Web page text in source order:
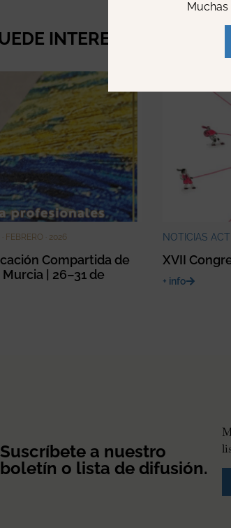
INTERESAR:
· FEBRERO · 2026
Compartida de
| 26–31 de
NOTICIAS
XVII
+ info
Suscríbete a nuestro
boletín o lista de difusión.
Muchas